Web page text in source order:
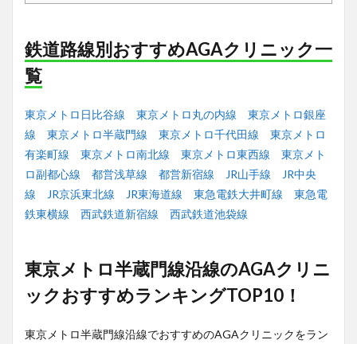
鉄道路線別おすすめAGAクリニック一
覧
東京メトロ日比谷線 東京メトロ丸の内線
東京メトロ銀座
線
東京メトロ半蔵門線 東京メトロ千代田線
東京メトロ
有楽町線
東京メトロ南北線 東京メトロ東西線
東京メト
ロ副都心線
都営浅草線 都営新宿線 JR山手線
JR中央
線
JR京浜東北線 JR東海道線 東急電鉄大井町線
東急電
鉄東横線
西武鉄道新宿線 西武鉄道池袋線
東京メトロ半蔵門線沿線のAGAクリニ
ックおすすめランキングTOP10！
東京メトロ半蔵門線沿線でおすすめのAGAクリニックをラン